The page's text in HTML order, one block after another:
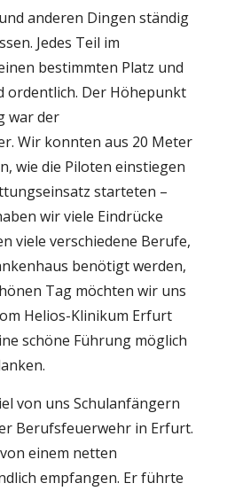
anderen Dingen ständig
Jedes Teil im
bestimmten Platz und
ordentlich. Der Höhepunkt
war der
Wir konnten aus 20 Meter
wie die Piloten einstiegen
starteten –
wir viele Eindrücke
viele verschiedene Berufe,
benötigt werden,
Tag möchten wir uns
Helios-Klinikum Erfurt
schöne Führung möglich
von uns Schulanfängern
Berufsfeuerwehr in Erfurt.
einem netten
empfangen. Er führte